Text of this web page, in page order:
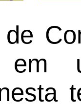
em